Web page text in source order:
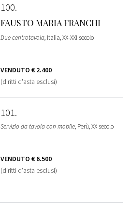
100
FAUSTO MARIA FRANCHI
Due centrotavola, Italia, XX-XXI secolo
VENDUTO € 2.400
(diritti d'asta esclusi)
101
Servizio da tavola con mobile, Perù, XX secolo
VENDUTO € 6.500
(diritti d'asta esclusi)